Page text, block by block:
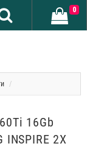
0
16Gb
INSPIRE 2X